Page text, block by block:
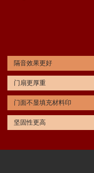
隔音效果更好
门扇更厚重
门面不显填充材料印
坚固性更高